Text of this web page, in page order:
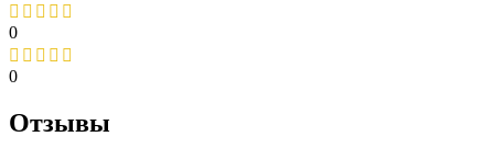
0
0
Отзывы